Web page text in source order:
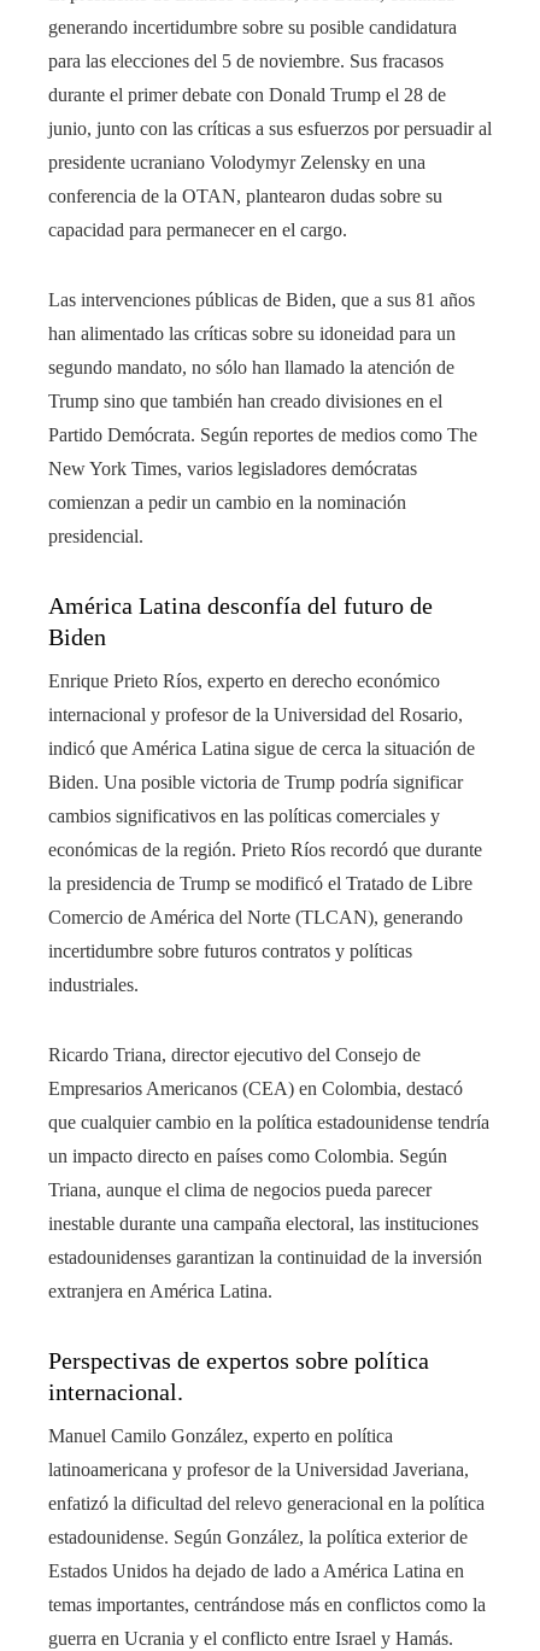
generando incertidumbre sobre su posible candidatura
para las elecciones del 5 de noviembre. Sus fracasos
durante el primer debate con Donald Trump el 28 de
junio, junto con las críticas a sus esfuerzos por persuadir al
presidente ucraniano Volodymyr Zelensky en una
conferencia de la OTAN, plantearon dudas sobre su
capacidad para permanecer en el cargo.
Las intervenciones públicas de Biden, que a sus 81 años
han alimentado las críticas sobre su idoneidad para un
segundo mandato, no sólo han llamado la atención de
Trump sino que también han creado divisiones en el
Partido Demócrata. Según reportes de medios como The
New York Times, varios legisladores demócratas
comienzan a pedir un cambio en la nominación
presidencial.
América Latina desconfía del futuro de
Biden
Enrique Prieto Ríos, experto en derecho económico
internacional y profesor de la Universidad del Rosario,
indicó que América Latina sigue de cerca la situación de
Biden. Una posible victoria de Trump podría significar
cambios significativos en las políticas comerciales y
económicas de la región. Prieto Ríos recordó que durante
la presidencia de Trump se modificó el Tratado de Libre
Comercio de América del Norte (TLCAN), generando
incertidumbre sobre futuros contratos y políticas
industriales.
Ricardo Triana, director ejecutivo del Consejo de
Empresarios Americanos (CEA) en Colombia, destacó
que cualquier cambio en la política estadounidense tendría
un impacto directo en países como Colombia. Según
Triana, aunque el clima de negocios pueda parecer
inestable durante una campaña electoral, las instituciones
estadounidenses garantizan la continuidad de la inversión
extranjera en América Latina.
Perspectivas de expertos sobre política
internacional.
Manuel Camilo González, experto en política
latinoamericana y profesor de la Universidad Javeriana,
enfatizó la dificultad del relevo generacional en la política
estadounidense. Según González, la política exterior de
Estados Unidos ha dejado de lado a América Latina en
temas importantes, centrándose más en conflictos como la
guerra en Ucrania y el conflicto entre Israel y Hamás.